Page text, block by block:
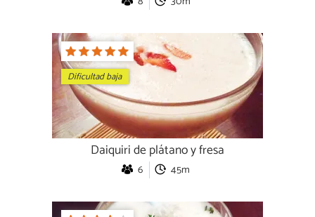
Dificultad baja
Daiquiri de plátano y fresa
6 45m